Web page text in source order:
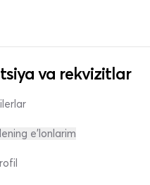
va rekvizitlar
e'lonlarim